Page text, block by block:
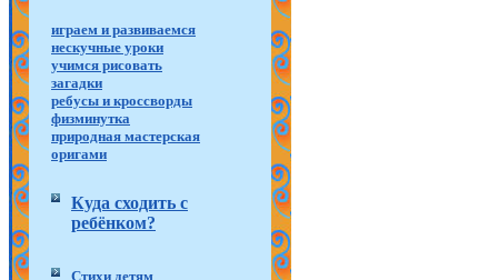
играем и развиваемся
нескучные уроки
учимся рисовать
загадки
ребусы и кроссворды
физминутка
природная мастерская
оригами
Куда сходить с
ребёнком?
Стихи детям